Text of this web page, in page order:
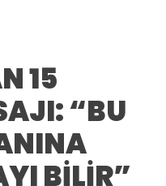
15
“BU
BİLİR”